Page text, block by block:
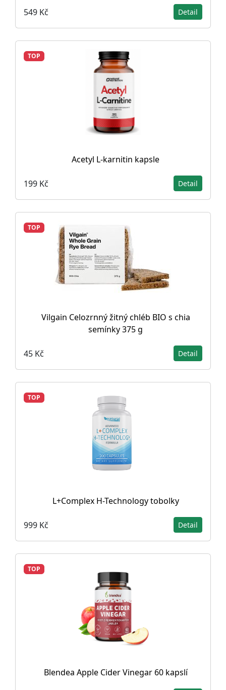
549 Kč Detail
TOP
Acetyl L-karnitin kapsle
199 Kč Detail
TOP
Vilgain Celozrnný žitný chléb BIO s chia
semínky 375 g
45 Kč Detail
TOP
L+Complex H-Technology tobolky
999 Kč Detail
TOP
Blendea Apple Cider Vinegar 60 kapslí